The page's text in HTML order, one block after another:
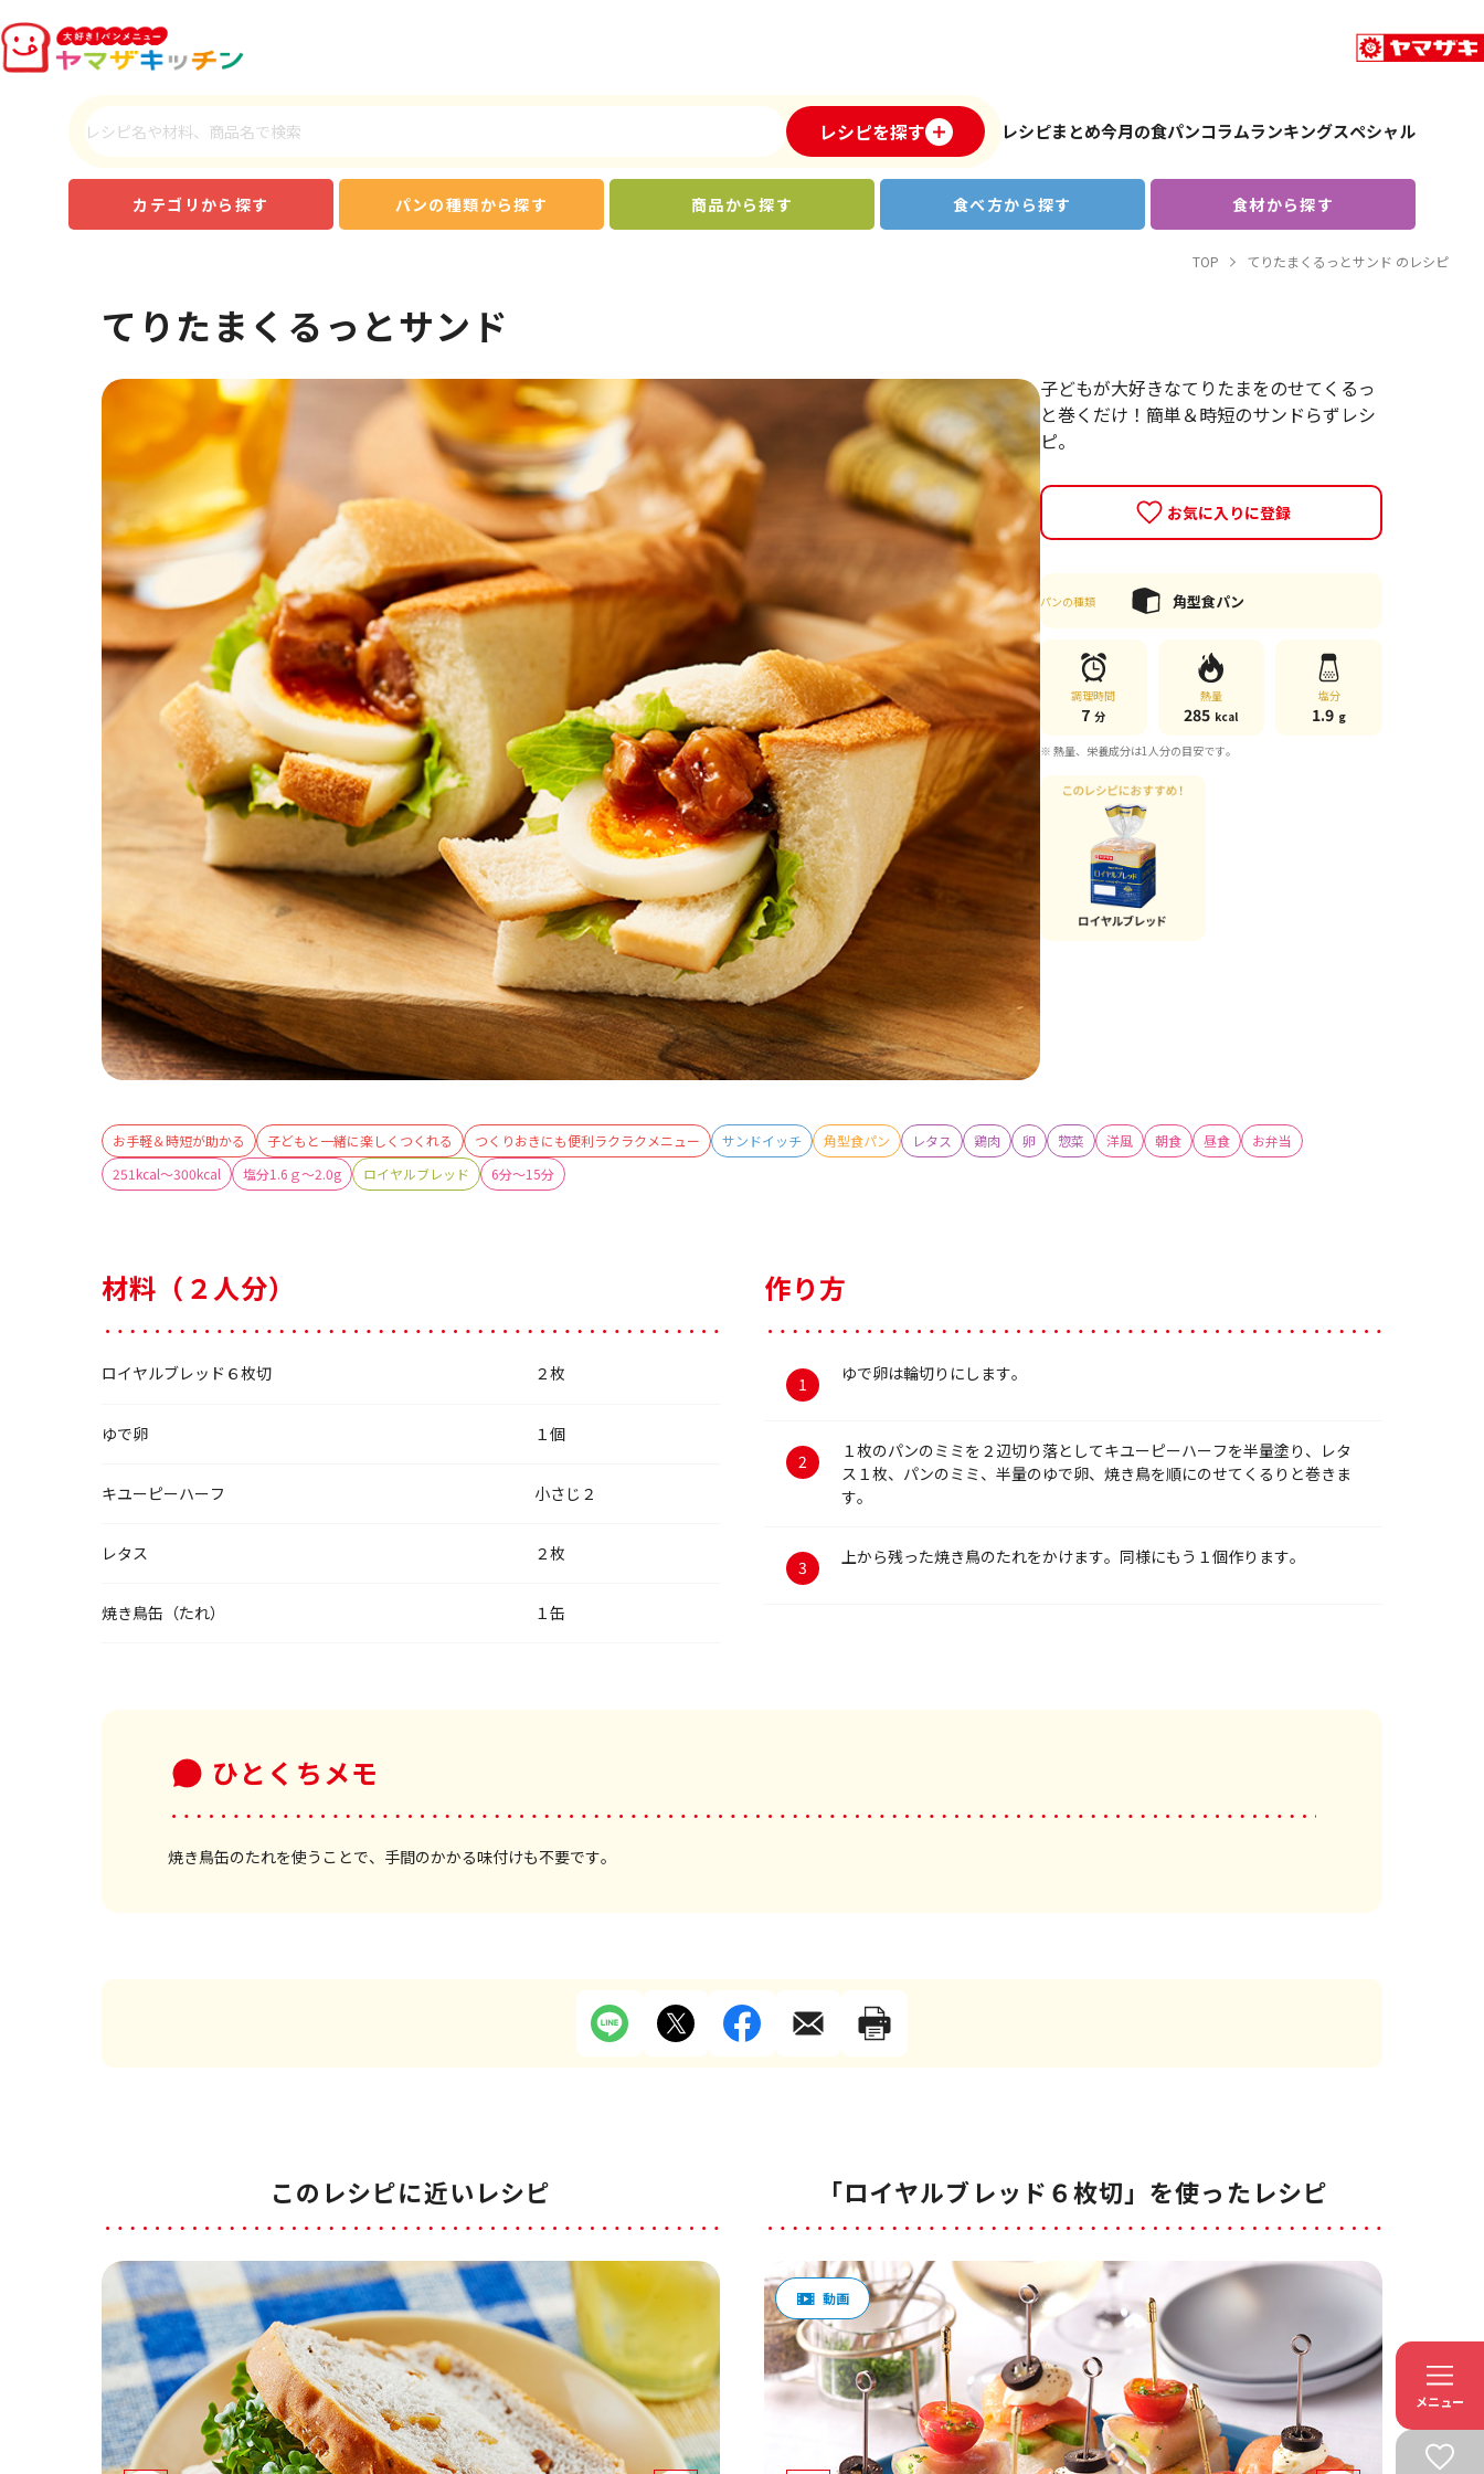
レシピを探す レシピまとめ今月の食パンコラムランキングスペシャル
カテゴリから探す パンの種類から探す 商品から探す 食べ方から探す 食材から探す
TOP てりたまくるっとサンド のレシピ
てりたまくるっとサンド
子どもが大好きなてりたまをのせてくるっ
と巻くだけ！簡単＆時短のサンドらずレシ
ピ。
お気に入りに登録
パンの種類 角型食パン
調理時間
7 分
熱量
285 kcal
塩分
1.9 g
※ 熱量、栄養成分は1人分の目安です。
お手軽＆時短が助かる 子どもと一緒に楽しくつくれる つくりおきにも便利ラクラクメニュー サンドイッチ 角型食パン レタス 鶏肉 卵 惣菜 洋風 朝食 昼食
お弁当
251kcal～300kcal
塩分1.6ｇ～2.0g ロイヤルブレッド 6分～15分
材料（２人分）
ロイヤルブレッド６枚切 ２枚
ゆで卵 １個
キユーピーハーフ 小さじ２
レタス ２枚
焼き鳥缶（たれ） １缶
作り方
ゆで卵は輪切りにします。
１枚のパンのミミを２辺切り落としてキユーピーハーフを半量塗り、レタ
ス１枚、パンのミミ、半量のゆで卵、焼き鳥を順にのせてくるりと巻きま
す。
上から残った焼き鳥のたれをかけます。同様にもう１個作ります。
ひとくちメモ
焼き鳥缶のたれを使うことで、手間のかかる味付けも不要です。
このレシピに近いレシピ 「ロイヤルブレッド６枚切」を使ったレシピ
メニュー